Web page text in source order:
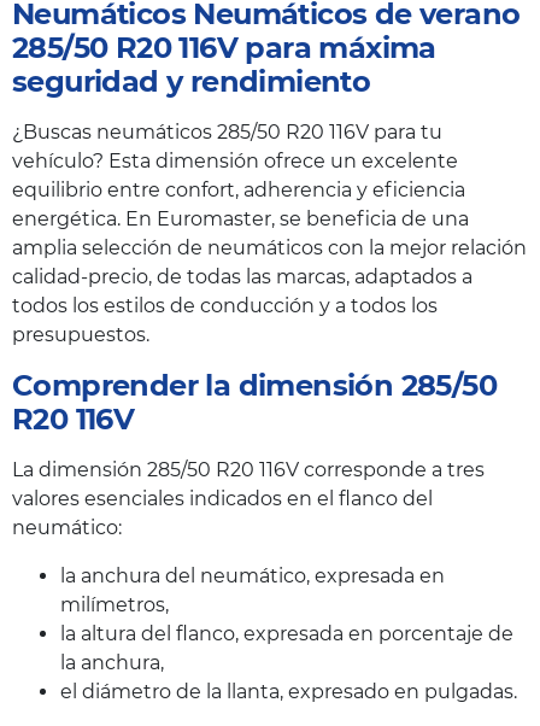
Neumáticos Neumáticos de verano
285/50 R20 116V para máxima
seguridad y rendimiento
¿Buscas neumáticos 285/50 R20 116V para tu
vehículo? Esta dimensión ofrece un excelente
equilibrio entre confort, adherencia y eficiencia
energética. En Euromaster, se beneficia de una
amplia selección de neumáticos con la mejor relación
calidad-precio, de todas las marcas, adaptados a
todos los estilos de conducción y a todos los
presupuestos.
Comprender la dimensión 285/50
R20 116V
La dimensión 285/50 R20 116V corresponde a tres
valores esenciales indicados en el flanco del
neumático:
la anchura del neumático, expresada en
milímetros,
la altura del flanco, expresada en porcentaje de
la anchura,
el diámetro de la llanta, expresado en pulgadas.